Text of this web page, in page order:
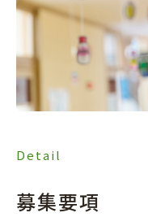
Detail
募集要項